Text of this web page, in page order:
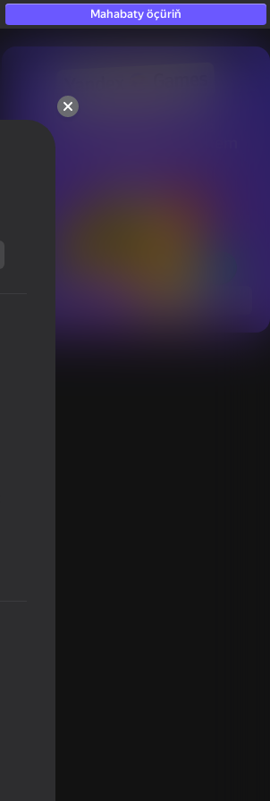
Mahabaty öçüriň
hatda «oýnamayanlar» hem